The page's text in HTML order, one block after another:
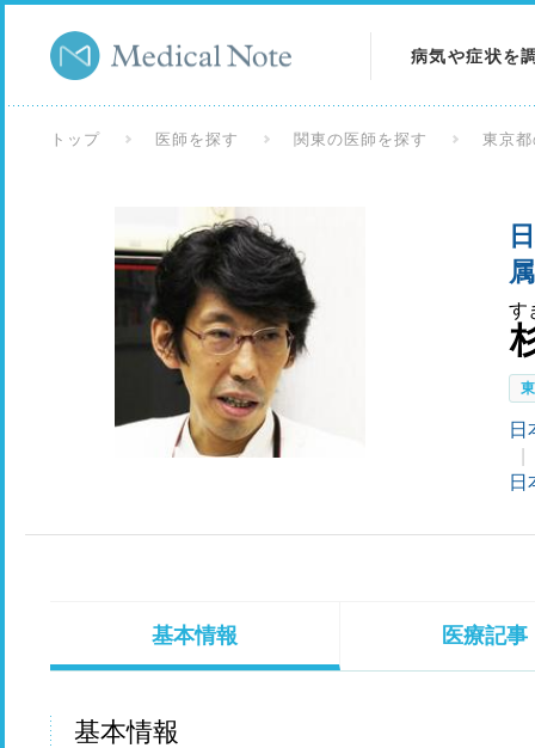
病気や症状を
検査を調べる
トップ 医師を探す 関東の医師を探す 東京
す
日
日
基本情報 医療記事
基本情報